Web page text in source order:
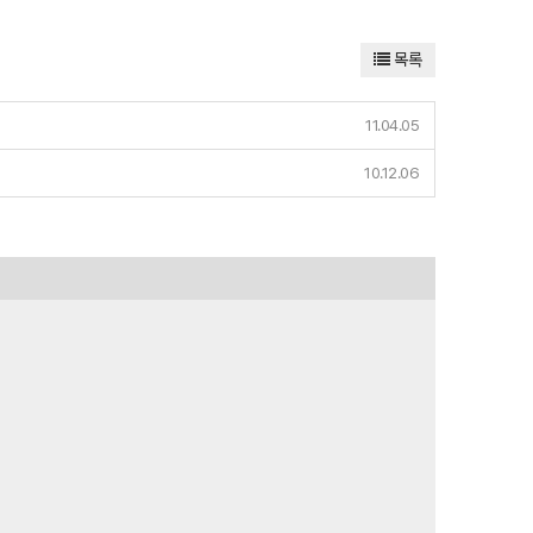
목록
11.04.05
10.12.06